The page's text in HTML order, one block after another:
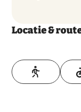
Locatie &